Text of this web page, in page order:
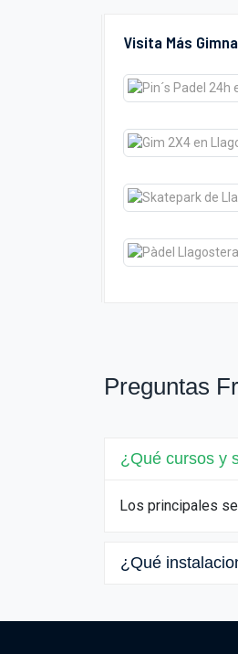
Visita Más
Preguntas
¿Qué cursos y
Los principales
¿Qué